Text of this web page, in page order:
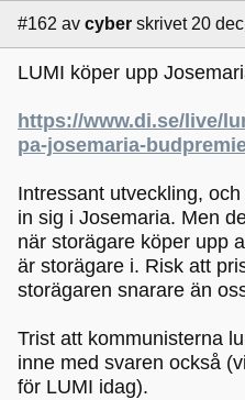
#162 av cyber skrivet 20
LUMI köper upp
https://www.di.se/live/
pa-josemaria-
Intressant utveckling,
in sig i Josemaria. Men
när storägare köper upp
är storägare i. Risk att
storägaren snarare än
Trist att kommunisterna
inne med svaren också
för LUMI idag).